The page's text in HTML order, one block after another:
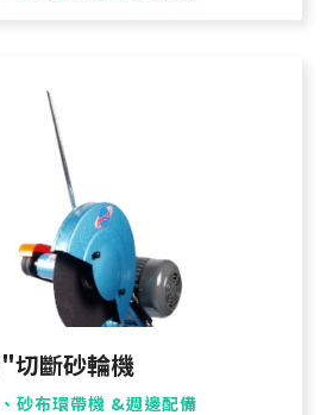
切斷砂輪機
砂布環帶機 &週邊配備